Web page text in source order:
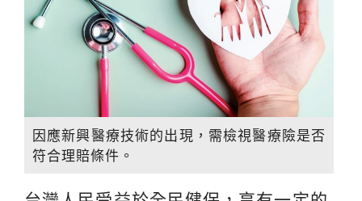
因應新興醫療技術的出現，需檢視醫療險是否
符合理賠條件。